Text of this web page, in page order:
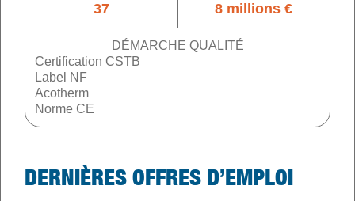
37 8 millions €
DÉMARCHE QUALITÉ
Certification CSTB
Label NF
Acotherm
Norme CE
DERNIÈRES OFFRES D’EMPLOI